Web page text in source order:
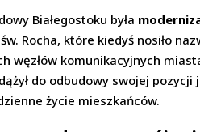
Białegostoku była
Rocha, które kiedyś nosiło
węzłów komunikacyjnych
do odbudowy swojej
życie mieszkańców.